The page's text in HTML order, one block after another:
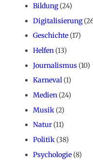
Bildung(24)
Digitalisierung
Geschichte (17)
Helfen (13)
Journalismus (10)
Karneval (1)
Medien (24)
Musik (2)
Natur (11)
Politik (38)
Psychologie (8)